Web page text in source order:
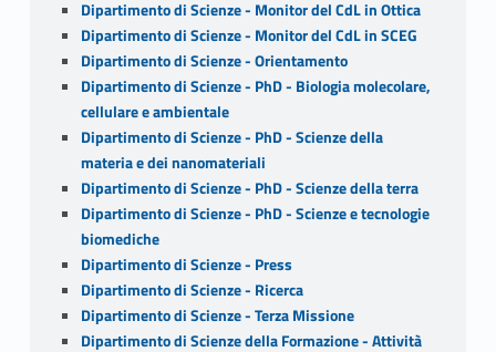
Dipartimento di Scienze - Monitor del CdL in Ottica
Dipartimento di Scienze - Monitor del CdL in SCEG
Dipartimento di Scienze - Orientamento
Dipartimento di Scienze - PhD - Biologia molecolare,
cellulare e ambientale
Dipartimento di Scienze - PhD - Scienze della
materia e dei nanomateriali
Dipartimento di Scienze - PhD - Scienze della terra
Dipartimento di Scienze - PhD - Scienze e tecnologie
biomediche
Dipartimento di Scienze - Press
Dipartimento di Scienze - Ricerca
Dipartimento di Scienze - Terza Missione
Dipartimento di Scienze della Formazione - Attività